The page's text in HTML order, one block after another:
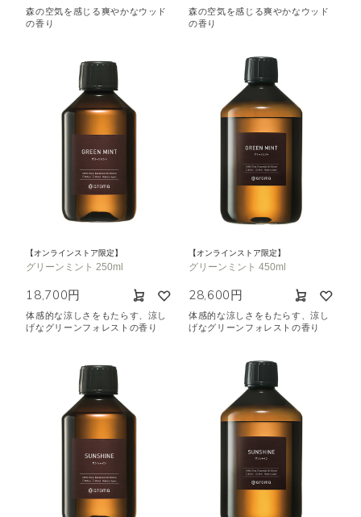
森の空気を感じる爽やかなウッド
の香り
森の空気を感じる爽やかなウッド
の香り
【オンラインストア限定】
グリーンミント 250ml
18,700円
体感的な涼しさをもたらす、涼し
げなグリーンフォレストの香り
【オンラインストア限定】
グリーンミント 450ml
28,600円
体感的な涼しさをもたらす、涼し
げなグリーンフォレストの香り